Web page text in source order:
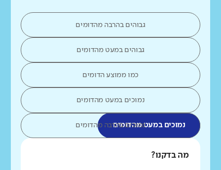
גבוהים בהרבה מהדומים
גבוהים במעט מהדומים
כמו ממוצע הדומים
נמוכים במעט מהדומים
נמוכים במעט מהדומיםנמוכים בהרבה מהדומים
מה בדקנו?